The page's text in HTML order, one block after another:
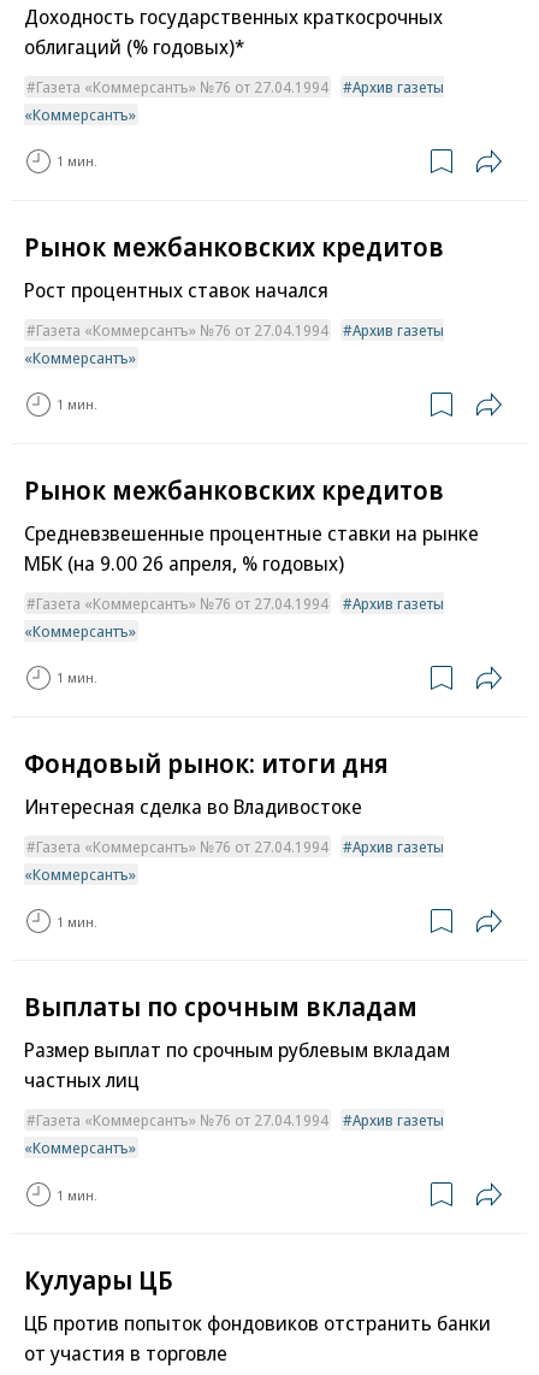
Доходность государственных краткосрочных
облигаций (% годовых)*
Газета «Коммерсантъ» №76 от 27.04.1994
Архив газеты
«Коммерсантъ»
1 мин.
Рынок межбанковских кредитов
Рост процентных ставок начался
Газета «Коммерсантъ» №76 от 27.04.1994
Архив газеты
«Коммерсантъ»
1 мин.
Рынок межбанковских кредитов
Средневзвешенные процентные ставки на рынке
МБК (на 9.00 26 апреля, % годовых)
Газета «Коммерсантъ» №76 от 27.04.1994
Архив газеты
«Коммерсантъ»
1 мин.
Фондовый рынок: итоги дня
Интересная сделка во Владивостоке
Газета «Коммерсантъ» №76 от 27.04.1994
Архив газеты
«Коммерсантъ»
1 мин.
Выплаты по срочным вкладам
Размер выплат по срочным рублевым вкладам
частных лиц
Газета «Коммерсантъ» №76 от 27.04.1994
Архив газеты
«Коммерсантъ»
1 мин.
Кулуары ЦБ
ЦБ против попыток фондовиков отстранить банки
от участия в торговле